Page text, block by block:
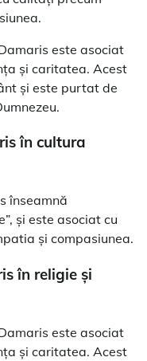
este asociat
și caritatea. Acest
și este purtat de
în cultura
înseamnă
și este asociat cu
și compasiunea.
în religie și
este asociat
și caritatea. Acest